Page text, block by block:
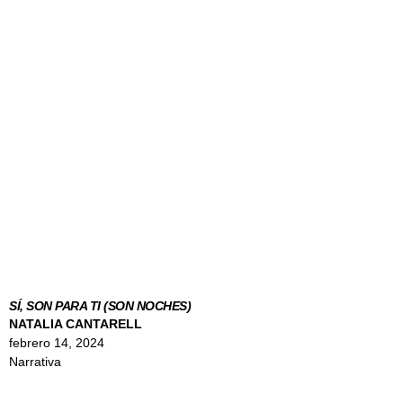
SÍ, SON PARA TI (SON NOCHES)
NATALIA CANTARELL
febrero 14, 2024
Narrativa